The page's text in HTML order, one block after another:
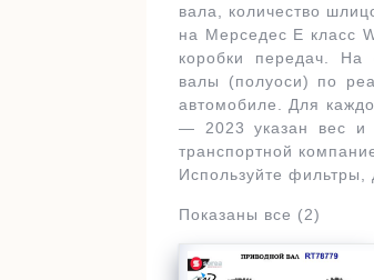
вала, количество
на Мерседес Е класс
коробки передач. На
валы (полуоси) по
автомобиле. Для
— 2023 указан вес и
транспортной
Используйте фильтры,
Показаны все (2)